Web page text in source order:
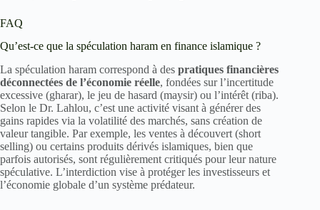
FAQ
Qu’est-ce que la spéculation haram en finance islamique ?
La spéculation haram correspond à des pratiques financières
déconnectées de l’économie réelle, fondées sur l’incertitude
excessive (gharar), le jeu de hasard (maysir) ou l’intérêt (riba).
Selon le Dr. Lahlou, c’est une activité visant à générer des
gains rapides via la volatilité des marchés, sans création de
valeur tangible. Par exemple, les ventes à découvert (short
selling) ou certains produits dérivés islamiques, bien que
parfois autorisés, sont régulièrement critiqués pour leur nature
spéculative. L’interdiction vise à protéger les investisseurs et
l’économie globale d’un système prédateur.